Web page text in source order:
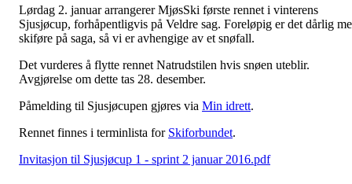
Lørdag 2. januar arrangerer MjøsSki første rennet i vinterens
Sjusjøcup, forhåpentligvis på Veldre sag. Foreløpig er det dårlig
skiføre på saga, så vi er avhengige av et snøfall.
Det vurderes å flytte rennet Natrudstilen hvis snøen uteblir.
Avgjørelse om dette tas 28. desember.
Påmelding til Sjusjøcupen gjøres via Min idrett.
Rennet finnes i terminlista for Skiforbundet.
Invitasjon til Sjusjøcup 1 - sprint 2 januar 2016.pdf